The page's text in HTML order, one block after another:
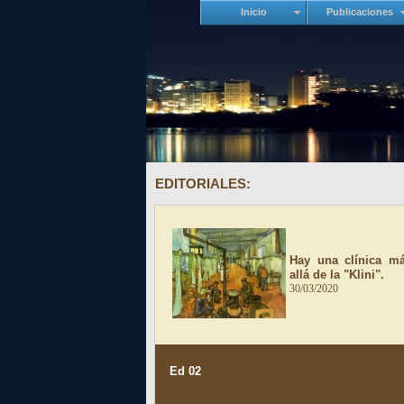
Inicio Publicaciones
EDITORIALES:
Hay una clínica
allá de la "Klini".
30/03/2020
Ed 02